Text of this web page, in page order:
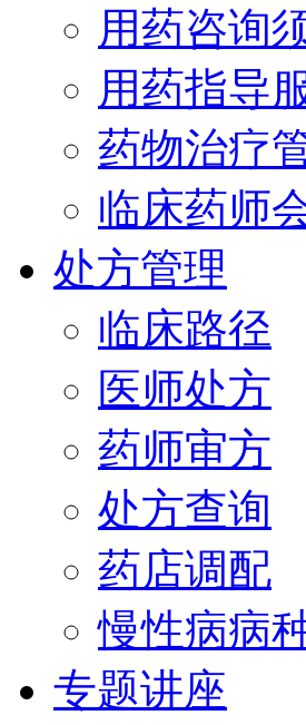
用药咨询
用药指导
药物治疗
临床药师
处方管理
临床路径
医师处方
药师审方
处方查询
药店调配
慢性病病
专题讲座